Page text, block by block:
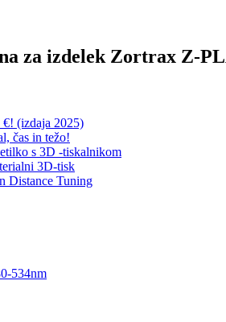
za izdelek Zortrax Z-
(izdaja 2025)
čas in težo!
s 3D -tiskalnikom
3D-tisk
Distance Tuning
534nm